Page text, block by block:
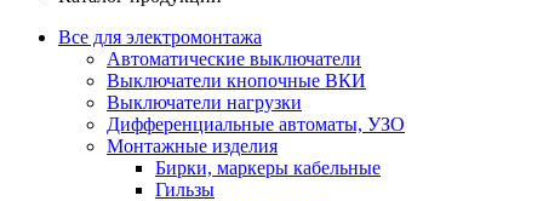
Все для электромонтажа
Автоматические выключатели
Выключатели кнопочные ВКИ
Выключатели нагрузки
Дифференциальные автоматы, УЗО
Монтажные изделия
Бирки, маркеры кабельные
Гильзы